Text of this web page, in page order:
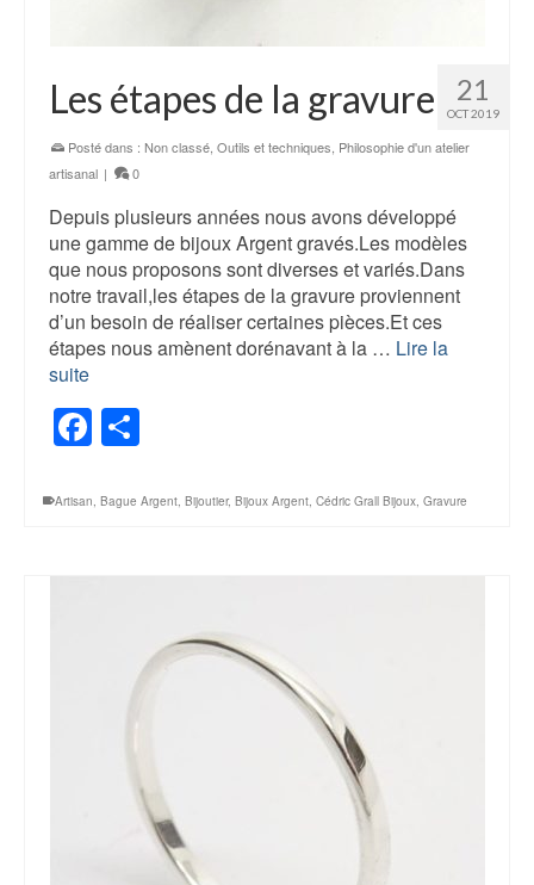
21
OCT 2019
Les étapes de la gravure
Posté dans : Non classé, Outils et techniques, Philosophie d'un atelier
artisanal | 0
Depuis plusieurs années nous avons développé
une gamme de bijoux Argent gravés.Les modèles
que nous proposons sont diverses et variés.Dans
notre travail,les étapes de la gravure proviennent
d’un besoin de réaliser certaines pièces.Et ces
étapes nous amènent dorénavant à la … Lire la
suite
Facebook
Artisan, Bague Argent, Bijoutier, Bijoux Argent, Cédric Grall Bijoux, Gravure